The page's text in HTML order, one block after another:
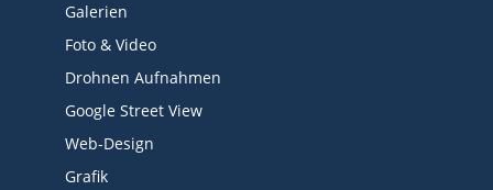
Galerien
Foto & Video
Drohnen Aufnahmen
Google Street View
Web-Design
Grafik